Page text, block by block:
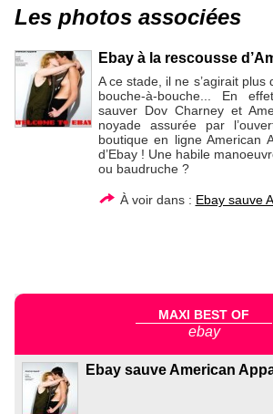
Les photos associées
Ebay à la rescousse
A ce stade, il ne s’agirait plus
bouche-à-bouche... En
sauver Dov Charney et
noyade assurée par
boutique en ligne American
d’Ebay ! Une habile
ou baudruche ?
À voir dans : Ebay sauve
MAXI BEST OF
ebay
Ebay sauve American